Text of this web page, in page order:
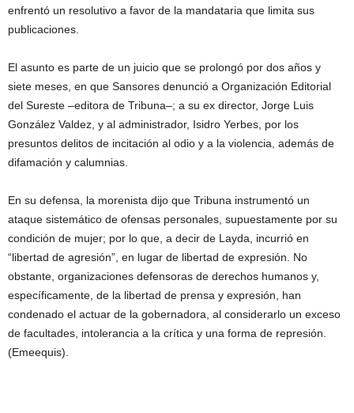
enfrentó un resolutivo a favor de la mandataria que limita sus
publicaciones.
El asunto es parte de un juicio que se prolongó por dos años y
siete meses, en que Sansores denunció a Organización Editorial
del Sureste –editora de Tribuna–; a su ex director, Jorge Luis
González Valdez, y al administrador, Isidro Yerbes, por los
presuntos delitos de incitación al odio y a la violencia, además de
difamación y calumnias.
En su defensa, la morenista dijo que Tribuna instrumentó un
ataque sistemático de ofensas personales, supuestamente por su
condición de mujer; por lo que, a decir de Layda, incurrió en
“libertad de agresión”, en lugar de libertad de expresión. No
obstante, organizaciones defensoras de derechos humanos y,
específicamente, de la libertad de prensa y expresión, han
condenado el actuar de la gobernadora, al considerarlo un exceso
de facultades, intolerancia a la crítica y una forma de represión.
(Emeequis).